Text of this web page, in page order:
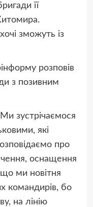
її
зможуть із
розповів
з позивним
зустрічаємося
які
про
оснащення
ми новітня
командирів, бо
на лінію